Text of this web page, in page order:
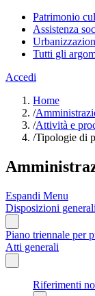
Patrimonio
Assistenza
Tutti gli
Accedi
Home
/
/Attività e
/Tipologie di
Espandi Menu
Disposizioni generali
Piano triennale per
Atti generali
Riferimenti